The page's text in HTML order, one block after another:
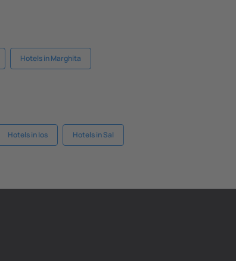
Hotels in Marghita
Hotels in Ios Hotels in Sal